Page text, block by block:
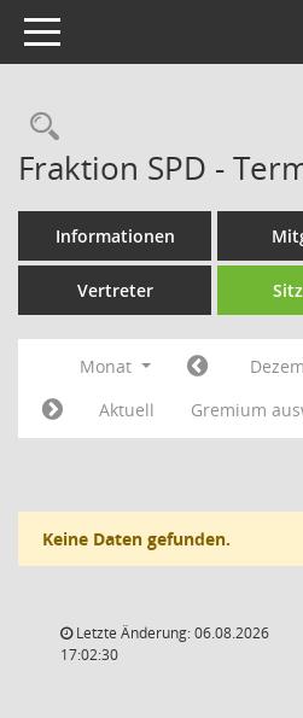
Toggle navigation
Rechercheauswahl
Fraktion SPD -
Informationen
Vertreter
Monat
Aktuell
Gremium
Keine Daten gefunden.
Letzte Änderung: 06.08.2026
17:02:30